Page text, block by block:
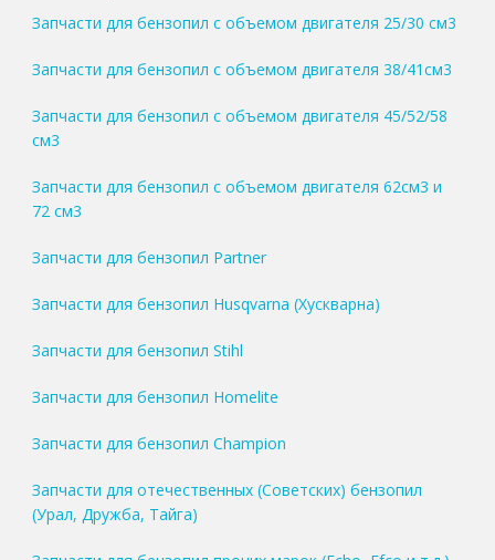
Запчасти для бензопил с объемом двигателя 25/30 см3
Запчасти для бензопил с объемом двигателя 38/41см3
Запчасти для бензопил с объемом двигателя 45/52/58
см3
Запчасти для бензопил с объемом двигателя 62см3 и
72 см3
Запчасти для бензопил Partner
Запчасти для бензопил Husqvarna (Хускварна)
Запчасти для бензопил Stihl
Запчасти для бензопил Homelite
Запчасти для бензопил Champion
Запчасти для отечественных (Советских) бензопил
(Урал, Дружба, Тайга)